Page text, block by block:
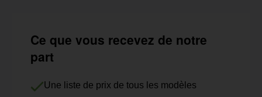
Ce que vous recevez de notre
part
Une liste de prix de tous les modèles